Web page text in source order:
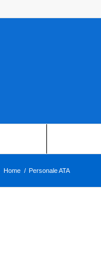
Home / Personale ATA